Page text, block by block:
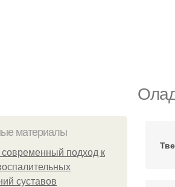
материалы
современный подход к
суставов